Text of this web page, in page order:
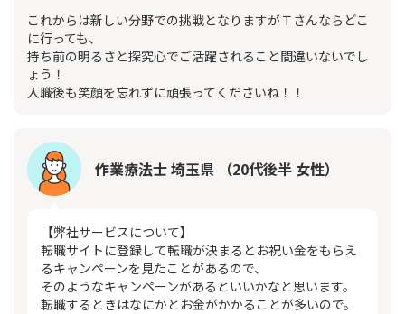
これからは新しい分野での挑戦となりますがＴさんならどこ
に行っても、
持ち前の明るさと探究心でご活躍されること間違いないでし
ょう！
入職後も笑顔を忘れずに頑張ってくださいね！！
作業療法士 埼玉県 （20代後半 女性）
【弊社サービスについて】
転職サイトに登録して転職が決まるとお祝い金をもらえ
るキャンペーンを見たことがあるので、
そのようなキャンペーンがあるといいかなと思います。
転職するときはなにかとお金がかかることが多いので。